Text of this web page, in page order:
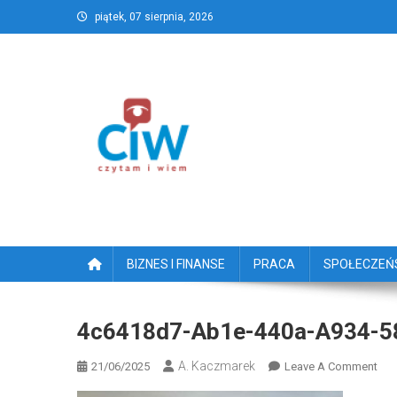
to
piątek, 07 sierpnia, 2026
CzytamiWiem.pl –
BIZNES I FINANSE PRACA
4c6418d7-Ab1e-440a-A934-
21/06/2025 A. Kaczmarek Leave A CommentOn